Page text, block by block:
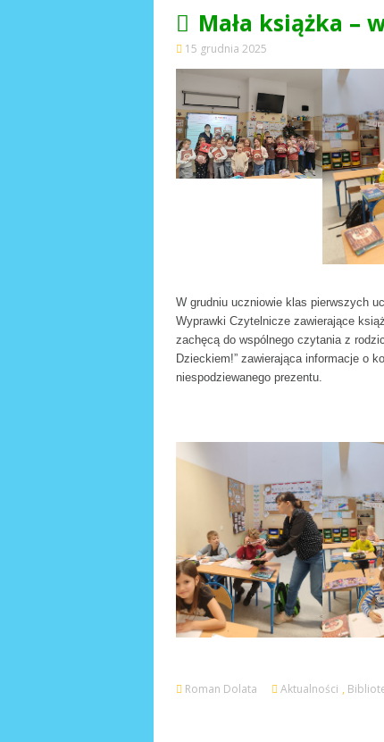
Mała książka –
15 grudnia 2025
W grudniu uczniowie klas pierwszych
Wyprawki Czytelnicze zawierające
zachęcą do wspólnego czytania z
Dzieckiem!” zawierająca informacje o
niespodziewanego prezentu.
Roman Dolata Aktualności ,